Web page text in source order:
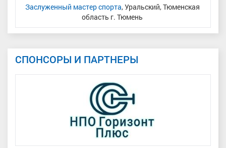
Заслуженный мастер спорта, Уральский, Тюменская
область г. Тюмень
СПОНСОРЫ И ПАРТНЕРЫ